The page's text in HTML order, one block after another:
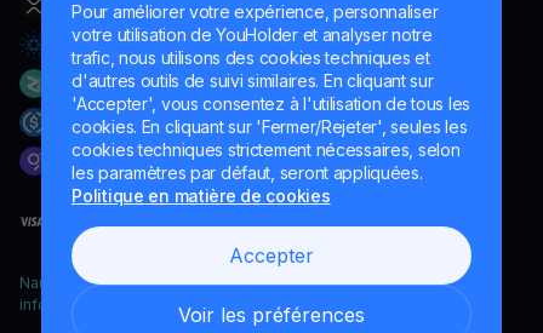
Pour améliorer votre expérience, personnaliser
votre utilisation de YouHolder et analyser notre
trafic, nous utilisons des cookies techniques et
d'autres outils de suivi similaires. En cliquant sur
'Accepter', vous consentez à l'utilisation de tous les
cookies. En cliquant sur 'Fermer/Rejeter', seules les
cookies techniques strictement nécessaires, selon
les paramètres par défaut, seront appliquées.
Politique en matière de cookies
Accepter
Voir les préférences
Naumard LTD. – uniquement à des fins de développement
informatique, de recherche et de marketing